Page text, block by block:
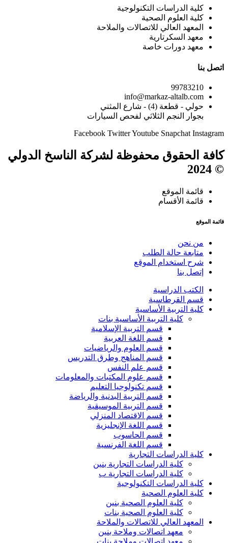
كلية الدراسات التكنولوجية
كلية العلوم الصحية
المعهد العالي للاتصالات والملاحة
معهد السكرتارية
معهد دورات خاصة
اتصل بنا
99783210
info@markaz-altalb.com
حولي - قطعة (4) - شارع المثني
بجوار النجم الثلاثي لفحص السيارات
Facebook TwitterYoutube Snapchat Instagram
كافة الحقوق محفوظة لشركة الناسخ الدولي
© 2024
قائمة الموقع
قائمة الأقسام
قائمة الموقع
من نحن
متابعة حالة الطلب
شرح استخدام الموقع
إتصل بنا
الكتب الدراسية
قسم القرطاسية
كلية التربية الأساسية
كلية التربية الأساسية بنات
قسم التربية الإسلامية
قسم اللغة العربية
قسم العلوم والرياضيات
قسم المناهج وطرق التدريس
قسم علم النفس
قسم علوم المكتبات والمعلومات
قسم تكنولوجيا التعليم
قسم التربية البدنية والرياضة
قسم التربية الموسيقية
قسم الاقتصاد المنزلي
قسم اللغة الإنجليزية
قسم الحاسوب
قسم اللغة الفرنسية
كلية الدراسات التجارية
كلية الدراسات التجارية بنين
كلية الدراسات التجارية ب
كلية الدراسات التكنولوجية
كلية العلوم الصحية
كلية العلوم الصحية بنين
كلية العلوم الصحية بنات
المعهد العالي للاتصالات والملاحة
معهد اتصالات وملاحة بنين
معهد اتصالات وملاحة بنات